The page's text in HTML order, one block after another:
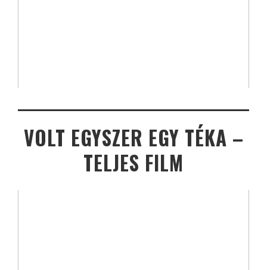
VOLT EGYSZER EGY TÉKA –
TELJES FILM